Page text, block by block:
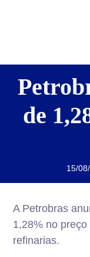
de
15/
A Petrobras
1,28% no
refinarias.